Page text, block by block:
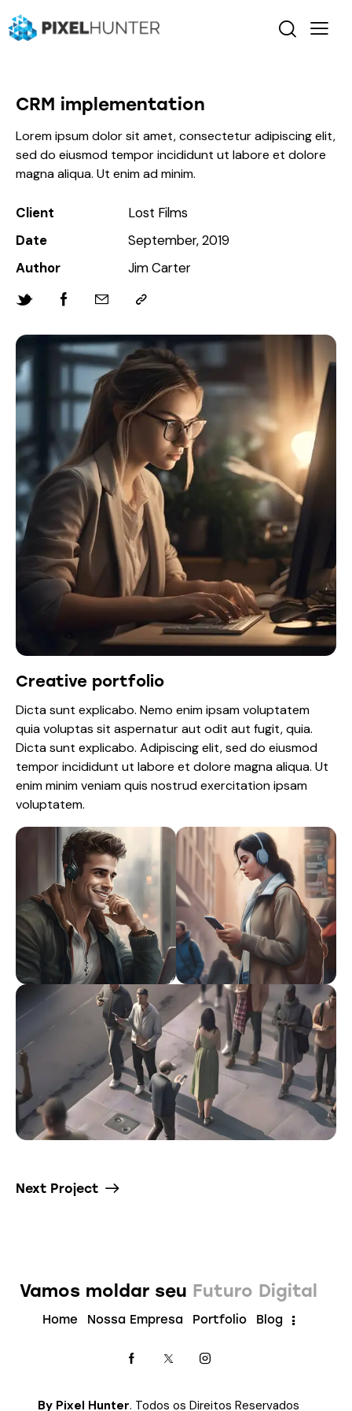
CRM implementation
Creative portfolio
Dicta sunt explicabo. Nemo enim ipsam voluptatem
quia voluptas sit aspernatur aut odit aut fugit, quia.
Dicta sunt explicabo. Adipiscing elit, sed do eiusmod
tempor incididunt ut labore et dolore magna aliqua. Ut
enim minim veniam quis nostrud exercitation ipsam
voluptatem.
Lorem ipsum dolor sit amet, consectetur adipiscing elit,
sed do eiusmod tempor incididunt ut labore et dolore
magna aliqua. Ut enim ad minim.
Client
Lost Films
Date
September, 2019
Author
Jim Carter
Next Project
Vamos moldar seu Futuro Digital
Home Nossa Empresa Portfolio Blog
By Pixel Hunter. Todos os Direitos Reservados